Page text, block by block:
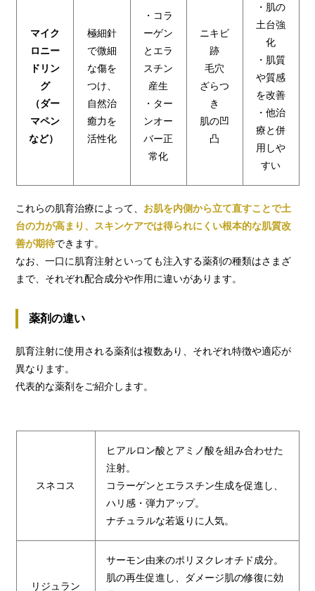
マイク
ロニー
ドリン
グ
（ダー
マペン
など）
極細針
で微細
な傷を
つけ、
自然治
癒力を
活性化
・コラ
ーゲン
とエラ
スチン
産生
・ター
ンオー
バー正
常化
ニキビ
跡
毛穴
ざらつ
き
肌の凹
凸
・肌の
土台強
化
・肌質
や質感
を改善
・他治
療と併
用しや
すい
これらの肌育治療によって、 お肌を内側から立て直すことで土
台の力が高まり、 スキンケアでは得られにくい根本的な肌質改
善が期待できます。
なお、一口に肌育注射といっても注入する薬剤の種類はさまざ
まで、それぞれ配合成分や作用に違いがあります。
薬剤の違い
肌育注射に使用される薬剤は複数あり、それぞれ特徴や適応が
異なります。
代表的な薬剤をご紹介します。
スネコス
ヒアルロン酸とアミノ酸を組み合わせた
注射。
コラーゲンとエラスチン生成を促進し、
ハリ感・弾力アップ。
ナチュラルな若返りに人気。
リジュラン
サーモン由来のポリヌクレオチド成分。
肌の再生促進し、ダメージ肌の修復に効